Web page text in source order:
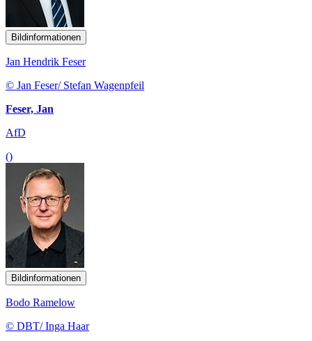
Bildinformationen
Jan Hendrik Feser
© Jan Feser/ Stefan Wagenpfeil
Feser, Jan
AfD
()
Bildinformationen
Bodo Ramelow
© DBT/ Inga Haar